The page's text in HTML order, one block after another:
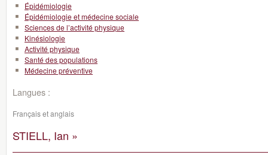
Épidémiologie
Épidémiologie et médecine sociale
Sciences de l’activité physique
Kinésiologie
Activité physique
Santé des populations
Médecine préventive
Langues :
Français et anglais
STIELL, Ian »